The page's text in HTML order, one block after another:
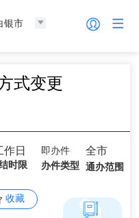
银市
式变更
作日
时限
即办件
办件类型
全市
通办范围
收藏